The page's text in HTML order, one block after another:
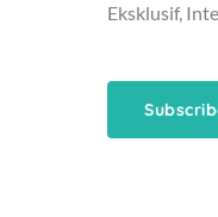
Eksklusif,